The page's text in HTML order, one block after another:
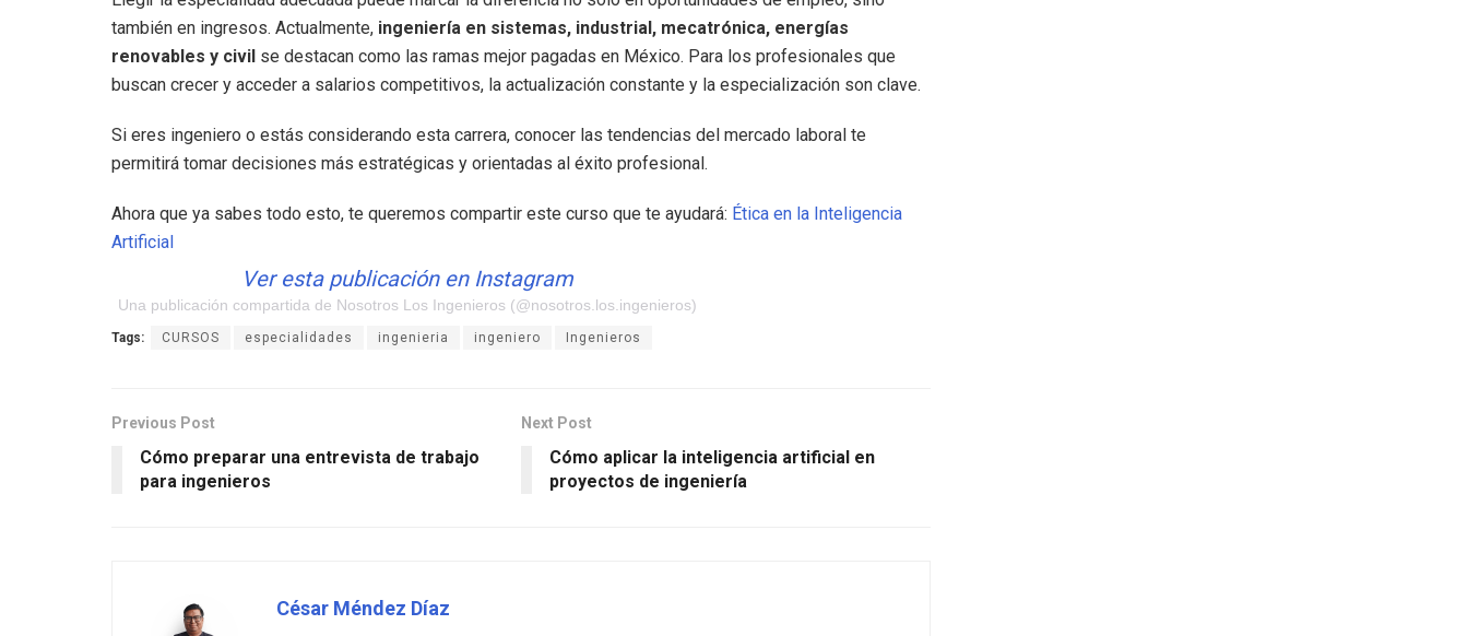
también en ingresos. Actualmente, ingeniería en sistemas, industrial, mecatrónica, energías
renovables y civil se destacan como las ramas mejor pagadas en México. Para los profesionales que
buscan crecer y acceder a salarios competitivos, la actualización constante y la especialización son clave.
Si eres ingeniero o estás considerando esta carrera, conocer las tendencias del mercado laboral te
permitirá tomar decisiones más estratégicas y orientadas al éxito profesional.
Ahora que ya sabes todo esto, te queremos compartir este curso que te ayudará: Ética en la Inteligencia
Artificial
Ver esta publicación en Instagram
Una publicación compartida de Nosotros Los Ingenieros (@nosotros.los.ingenieros)
Tags: CURSOS especialidades ingenieria ingeniero Ingenieros
Previous Post
Cómo preparar una entrevista de trabajo
para ingenieros
Next Post
Cómo aplicar la inteligencia artificial en
proyectos de ingeniería
César Méndez Díaz